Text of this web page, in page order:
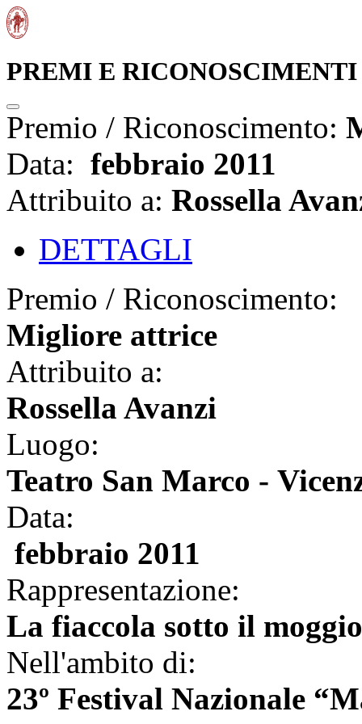
PREMI E RICONOSCIMENTI
Premio / Riconoscimento:
Data: febbraio 2011
Attribuito a: Rossella
DETTAGLI
Premio / Riconoscimento:
Migliore attrice
Attribuito a:
Rossella Avanzi
Luogo:
Teatro San Marco -
Data:
febbraio 2011
Rappresentazione:
La fiaccola sotto il moggio
Nell'ambito di:
23º Festival Nazionale